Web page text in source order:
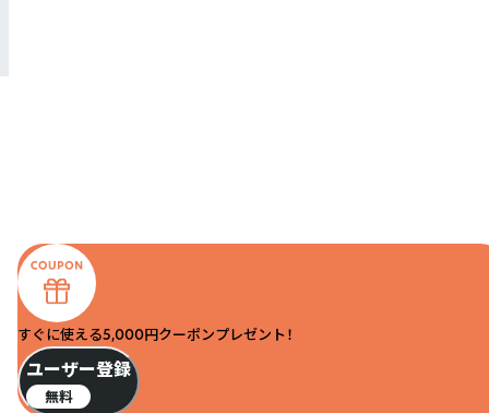
すぐに使える5,000円クーポンプレゼント！
ユーザー登録
無料